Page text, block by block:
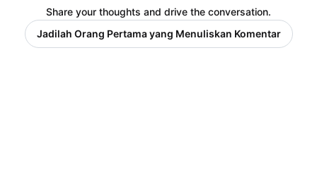
Share your thoughts and drive the conversation.
Jadilah Orang Pertama yang Menuliskan Komentar